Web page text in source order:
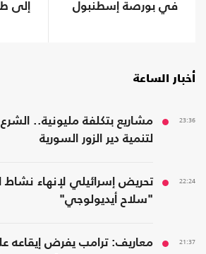
في بورصة إسطنبول
إلى
أخبار الساعة
23:36
مشاريع بتكلفة مليونية..
لتنمية دير الزور السورية
22:24
تحريض إسرائيلي لإنهاء نشاط
"سلاح أيديولوجي"
21:37
معاريف: ترامب يفرض إيقاعه